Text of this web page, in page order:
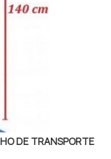
DE TRANSPORTE